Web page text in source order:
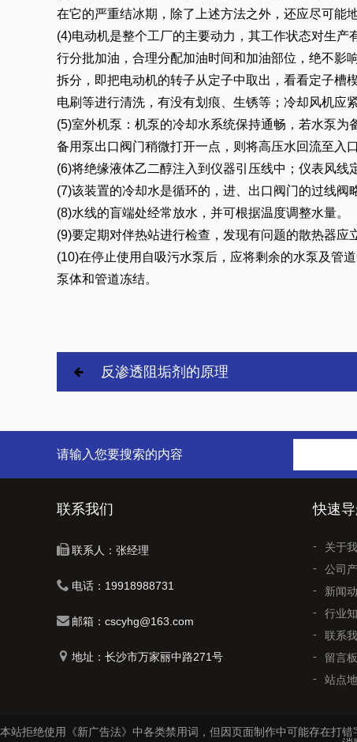
在它的严重结冰期，除了上述方法之外，还应尽可能
(4)电动机是整个工厂的主要动力，其工作状态对生
行分批加油，合理分配加油时间和加油部位，绝不影
拆分，即把电动机的转子从定子中取出，看看定子槽
电刷等进行清洗，有没有划痕、生锈等；冷却风机应
(5)室外机泵：机泵的冷却水系统保持通畅，若水泵
备用泵出口阀门稍微打开一点，则将高压水回流至入口
(6)将绝缘液体乙二醇注入到仪器引压线中；仪表风线
(7)该装置的冷却水是循环的，进、出口阀门的过线阀
(8)水线的盲端处经常放水，并可根据温度调整水量。
(9)要定期对伴热站进行检查，发现有问题的散热器应
(10)在停止使用自吸污水泵后，应将剩余的水泵及管
泵体和管道冻结。
反渗透阻垢剂的原理
请输入您要搜索的内容
联系我们
联系人：张经理
电话：19918988731
邮箱：cscyhg@163.com
地址：长沙市万家丽中路271号
快速
关于
公司
新闻
行业
联系
留言板
站点
本站拒绝使用《新广告法》中各类禁用词，但因页面制作中可能存在打